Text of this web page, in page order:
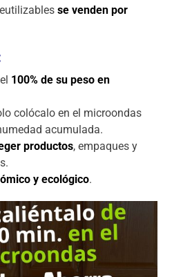
se venden por
100% de su peso en
colócalo en el microondas
acumulada.
productos, empaques y
y ecológico.